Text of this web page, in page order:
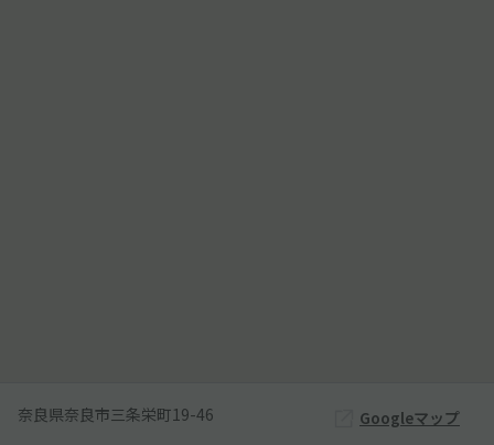
奈良県奈良市三条栄町19-46 Googleマップ